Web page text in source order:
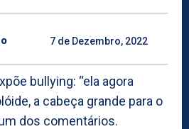
7 de Dezembro, 2022
bullying: “ela agora
a cabeça grande para o
dos comentários.